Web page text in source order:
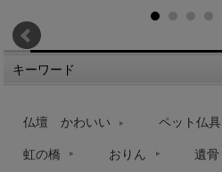
キーワード
仏壇 かわいい ペット仏具
虹の橋 おりん 遺骨